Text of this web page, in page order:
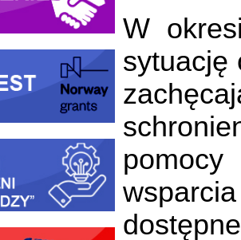
W
sytuację